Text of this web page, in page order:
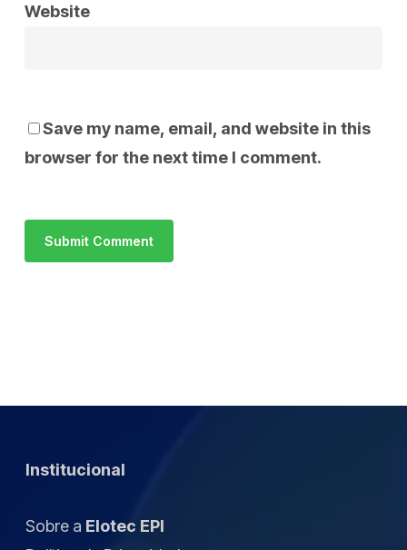
Website
Save my name, email, and website in this
browser for the next time I comment.
Institucional
Sobre a Elotec EPI